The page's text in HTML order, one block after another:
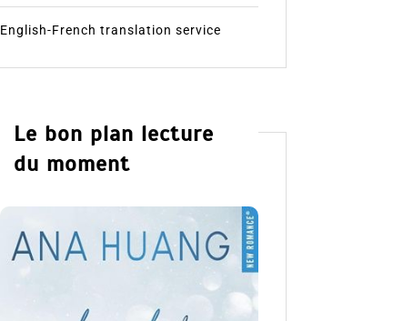
English-French translation service
Le bon plan lecture
du moment